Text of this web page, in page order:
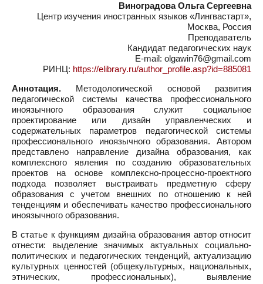
Виноградова Ольга Сергеевна
Центр изучения иностранных языков «Лингвастарт»,
Москва, Россия
Преподаватель
Кандидат педагогических наук
E-mail: olgawin76@gmail.com
РИНЦ: https://elibrary.ru/author_profile.asp?id=885081
Аннотация. Методологической основой развития
педагогической системы качества профессионального
иноязычного образования служит социальное
проектирование или дизайн управленческих и
содержательных параметров педагогической системы
профессионального иноязычного образования. Автором
представлено направление дизайна образования, как
комплексного явления по созданию образовательных
проектов на основе комплексно-процессно-проектного
подхода позволяет выстраивать предметную сферу
образования с учетом внешних по отношению к ней
тенденциям и обеспечивать качество профессионального
иноязычного образования.
В статье к функциям дизайна образования автор относит
отнести: выделение значимых актуальных социально-
политических и педагогических тенденций, актуализацию
культурных ценностей (общекультурных, национальных,
этнических, профессиональных), выявление